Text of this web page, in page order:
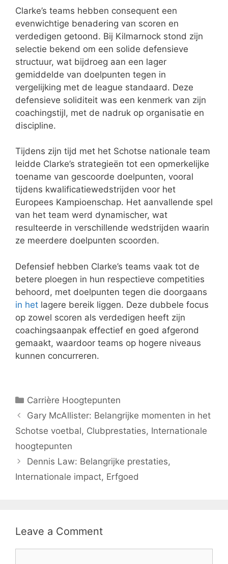
Clarke’s teams hebben consequent een
evenwichtige benadering van scoren en
verdedigen getoond. Bij Kilmarnock stond zijn
selectie bekend om een solide defensieve
structuur, wat bijdroeg aan een lager
gemiddelde van doelpunten tegen in
vergelijking met de league standaard. Deze
defensieve soliditeit was een kenmerk van zijn
coachingstijl, met de nadruk op organisatie en
discipline.
Tijdens zijn tijd met het Schotse nationale team
leidde Clarke’s strategieën tot een opmerkelijke
toename van gescoorde doelpunten, vooral
tijdens kwalificatiewedstrijden voor het
Europees Kampioenschap. Het aanvallende spel
van het team werd dynamischer, wat
resulteerde in verschillende wedstrijden waarin
ze meerdere doelpunten scoorden.
Defensief hebben Clarke’s teams vaak tot de
betere ploegen in hun respectieve competities
behoord, met doelpunten tegen die doorgaans
in het lagere bereik liggen. Deze dubbele focus
op zowel scoren als verdedigen heeft zijn
coachingsaanpak effectief en goed afgerond
gemaakt, waardoor teams op hogere niveaus
kunnen concurreren.
Categories
Carrière Hoogtepunten
Gary McAllister: Belangrijke momenten in het
Schotse voetbal, Clubprestaties, Internationale
hoogtepunten
Dennis Law: Belangrijke prestaties,
Internationale impact, Erfgoed
Leave a Comment